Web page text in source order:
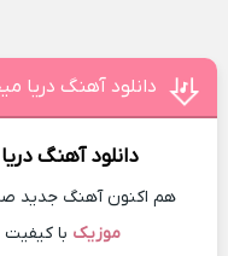
دانلود آهنگ دریا
دانلود آهنگ
هم اکنون آهنگ جدید
موزیک با کیفیت